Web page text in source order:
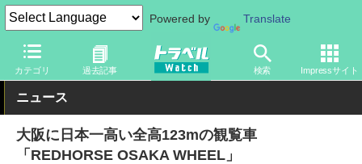
Powered by Translate
カテゴリ 過去記事 検索 Impressサイト
トラベル Watch 地域 国内旅行 京都・大阪
ニュース
大阪に日本一高い全高123mの観覧車
「REDHORSE OSAKA WHEEL」